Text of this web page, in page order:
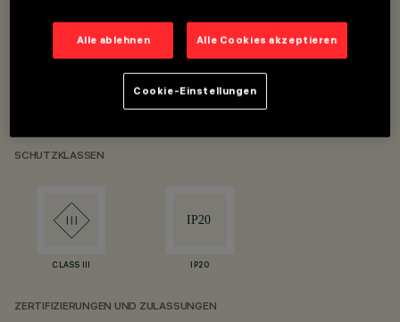
Hoher Sehkomfort.
Schwenkbarkeit von 90° in der horizontalen Ebene und
Rotation von 355° um die vertikale Achse.
LED-CoB mit hohem Farbwiedergabeindex.
SCHUTZKLASSEN
CLASS III IP20
ZERTIFIZIERUNGEN UND ZULASSUNGEN
Alle ablehnen Alle Cookies akzeptieren
Cookie-Einstellungen